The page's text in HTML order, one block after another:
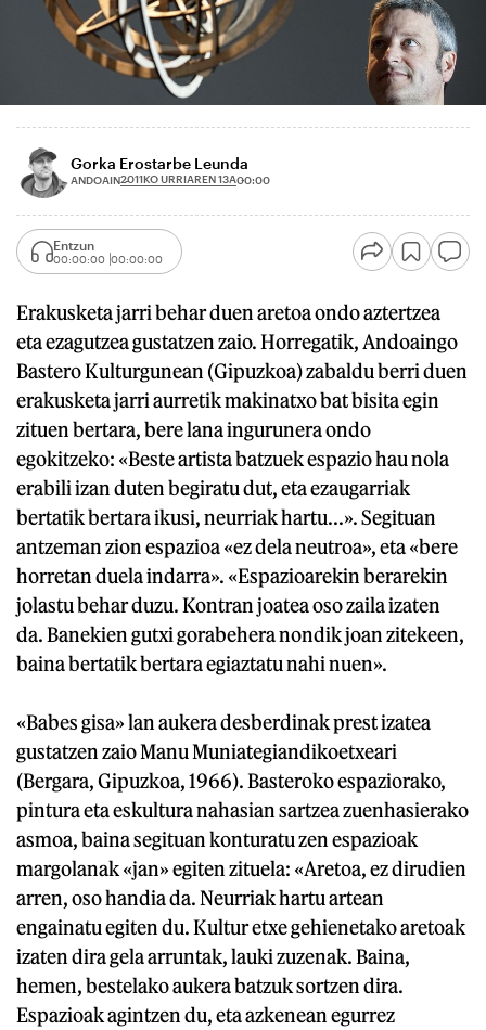
Gorka Erostarbe Leunda
ANDOAIN2011KO URRIAREN 13A00:00
Entzun
00:00:00 00:00:00
Erakusketa jarri behar duen aretoa ondo aztertzea
eta ezagutzea gustatzen zaio. Horregatik, Andoaingo
Bastero Kulturgunean (Gipuzkoa) zabaldu berri duen
erakusketa jarri aurretik makinatxo bat bisita egin
zituen bertara, bere lana ingurunera ondo
egokitzeko: «Beste artista batzuek espazio hau nola
erabili izan duten begiratu dut, eta ezaugarriak
bertatik bertara ikusi, neurriak hartu...». Segituan
antzeman zion espazioa «ez dela neutroa», eta «bere
horretan duela indarra». «Espazioarekin berarekin
jolastu behar duzu. Kontran joatea oso zaila izaten
da. Banekien gutxi gorabehera nondik joan zitekeen,
baina bertatik bertara egiaztatu nahi nuen».
«Babes gisa» lan aukera desberdinak prest izatea
gustatzen zaio Manu Muniategiandikoetxeari
(Bergara, Gipuzkoa, 1966). Basteroko espaziorako,
pintura eta eskultura nahasian sartzea zuenhasierako
asmoa, baina segituan konturatu zen espazioak
margolanak «jan» egiten zituela: «Aretoa, ez dirudien
arren, oso handia da. Neurriak hartu artean
engainatu egiten du. Kultur etxe gehienetako aretoak
izaten dira gela arruntak, lauki zuzenak. Baina,
hemen, bestelako aukera batzuk sortzen dira.
Espazioak agintzen du, eta azkenean egurrez